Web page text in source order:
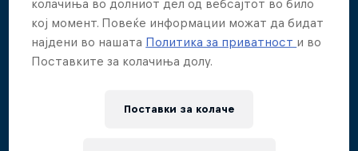
3
Yolotl Martinez
колачиња во долниот дел од вебсајтот во било
кој момент. Повеќе информации можат да бидат
најдени во нашата Политика за приватност и во
Поставките за колачиња долу.
Поставки за колачe